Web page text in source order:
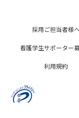
採用ご担当者様
看護学生サポーター
利用規約